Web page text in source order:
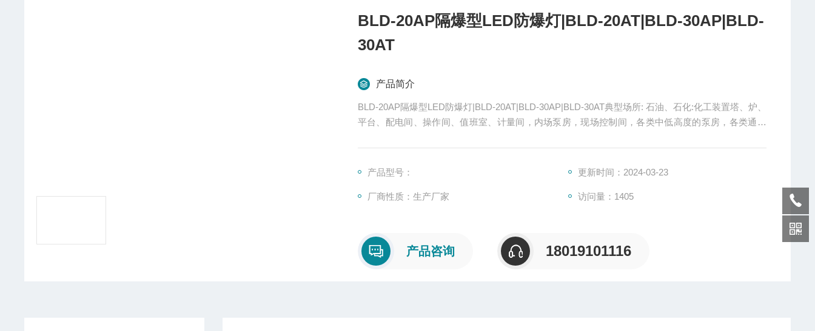
BLD-20AP隔爆型LED防爆灯|BLD-20AT|BLD-30AP|BLD-
30AT
产品简介
BLD-20AP隔爆型LED防爆灯|BLD-20AT|BLD-30AP|BLD-30AT典型场所: 石油、石化:化工装置塔、炉、
平台、配电间、操作间、值班室、计量间，内场泵房，现场控制间，各类中低高度的泵房，各类通道
产品型号： 更新时间：2024-03-23
厂商性质：生产厂家 访问量：1405
产品咨询 18019101116